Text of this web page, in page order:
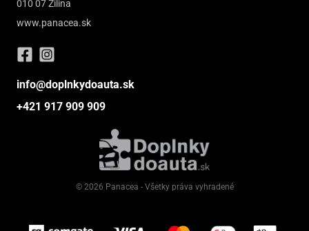
010 07 Žilina
www.panacea.sk
info@doplnkydoauta.sk
+421 917 909 909
© 2026 Panacea - Všetky práva vyhradené